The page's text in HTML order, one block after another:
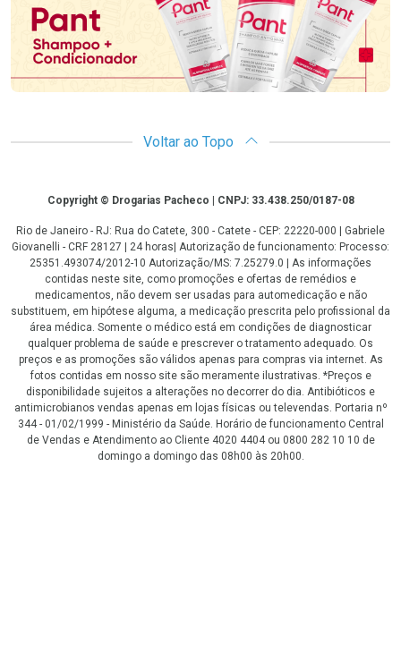
Voltar ao Topo
CopyrightCopyright © Drogarias Pacheco | CNPJ: 33.438.250/0187-08
Rio de Janeiro - RJ: Rua do Catete, 300 - Catete - CEP: 22220-000 | Gabriele
Giovanelli - CRF 28127 | 24 horas| Autorização de funcionamento: Processo:
25351.493074/2012-10 Autorização/MS: 7.25279.0 | As informações
contidas neste site, como promoções e ofertas de remédios e
medicamentos, não devem ser usadas para automedicação e não
substituem, em hipótese alguma, a medicação prescrita pelo profissional da
área médica. Somente o médico está em condições de diagnosticar
qualquer problema de saúde e prescrever o tratamento adequado. Os
preços e as promoções são válidos apenas para compras via internet. As
fotos contidas em nosso site são meramente ilustrativas. *Preços e
disponibilidade sujeitos a alterações no decorrer do dia. Antibióticos e
antimicrobianos vendas apenas em lojas físicas ou televendas. Portaria nº
344 - 01/02/1999 - Ministério da Saúde. Horário de funcionamento Central
de Vendas e Atendimento ao Cliente 4020 4404 ou 0800 282 10 10 de
domingo a domingo das 08h00 às 20h00.